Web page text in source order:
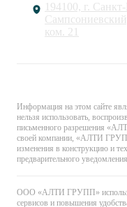
194100, г.
ком. 21
Информация на этом сайте
нельзя использовать,
письменного разрешения
своей компании, «АЛТИ
изменения в конструкцию и
предварительного
ООО «АЛТИ ГРУПП»
сервисов и повышения